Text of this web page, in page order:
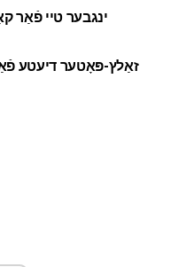
ינגבער טיי פֿאַר